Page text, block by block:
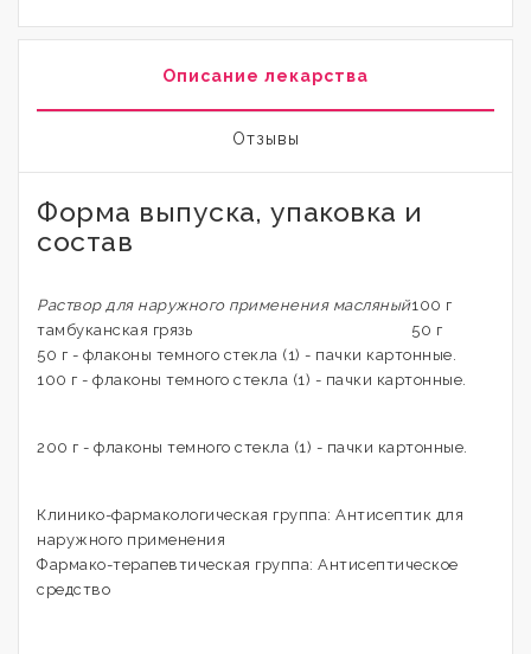
Описание лекарства
Отзывы
Форма выпуска, упаковка и
состав
Раствор для наружного применения масляный100 г
тамбуканская грязь
50 г
50 г - флаконы темного стекла (1) - пачки картонные.
100 г - флаконы темного стекла (1) - пачки картонные.
200 г - флаконы темного стекла (1) - пачки картонные.
Клинико-фармакологическая группа: Антисептик для
наружного применения
Фармако-терапевтическая группа: Антисептическое
средство